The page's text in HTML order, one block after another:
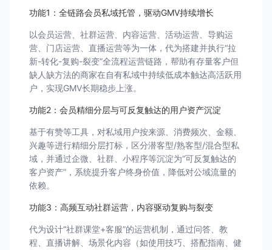
功能1：全链路会员私域托管，驱动GMV持续增长
以会员运营、社群运营、内容运营、活动运营、导购运
营、门店运营、直播运营等为一体，代为搭建并执行“拉
新-转化-复购-裂变”全流程运营链路，帮助有存量客户但
缺人缺方法的商家在自有私域中持续低成本触达高活跃用
户，实现GMV长期稳步上涨。
功能2：会员精细分层与可反复触达的用户资产沉淀
基于有赞等工具，对私域用户按来源、消费频次、金额、
兴趣等进行精细分层打标，区分潜客型/熟客型/混合型私
域，并通过企微、社群、小程序等沉淀为“可反复触达的
客户资产”，系统提升客户终身价值，降低对公域流量的
依赖。
功能3：高频互动社群运营，内容驱动复购与裂变
代为设计“社群课堂+客服”的运营机制，通过问答、教
程、直播讲解、场景化内容（如使用技巧、搭配指南、健